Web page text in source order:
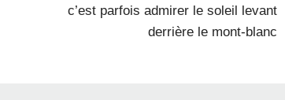
c’est parfois admirer le soleil levant
derrière le mont-blanc